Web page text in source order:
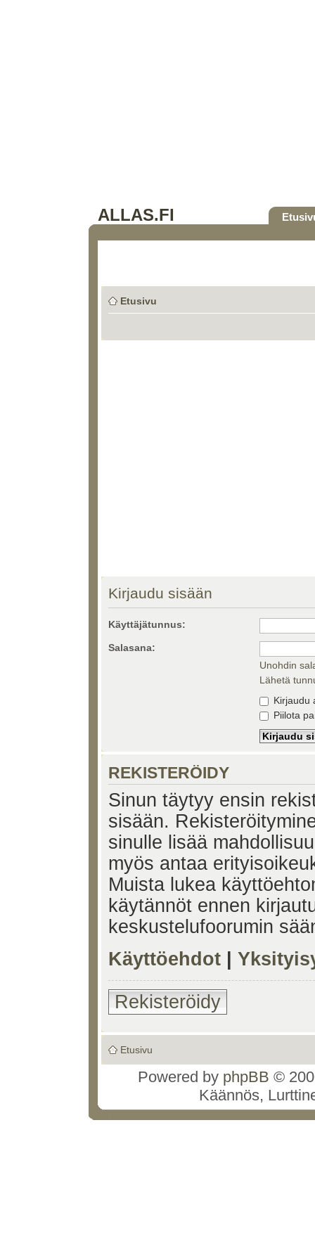
ALLAS.FI
Etusivu
Kirjaudu sisään
Käyttäjätunnus:
Salasana:
Unohdin
Lähetä
Kirjaudu
Piilota
REKISTERÖIDY
Sinun täytyy ensin
sisään.
sinulle lisää
myös antaa
Muista lukea
käytännöt ennen
keskustelufoorumin
Käyttöehdot
Rekisteröidy
Etusivu
Powered by phpBB ©
Käännös,